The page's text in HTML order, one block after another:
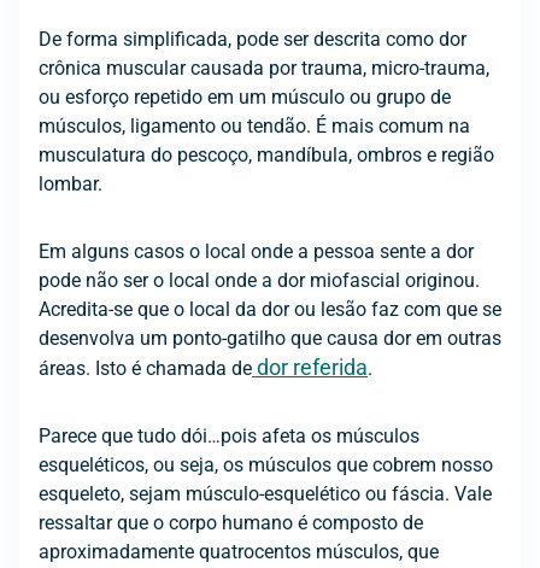
De forma simplificada, pode ser descrita como dor
crônica muscular causada por trauma, micro-trauma,
ou esforço repetido em um músculo ou grupo de
músculos, ligamento ou tendão. É mais comum na
musculatura do pescoço, mandíbula, ombros e região
lombar.
Em alguns casos o local onde a pessoa sente a dor
pode não ser o local onde a dor miofascial originou.
Acredita-se que o local da dor ou lesão faz com que se
desenvolva um ponto-gatilho que causa dor em outras
áreas. Isto é chamada de dor referida.
Parece que tudo dói…pois afeta os músculos
esqueléticos, ou seja, os músculos que cobrem nosso
esqueleto, sejam músculo-esquelético ou fáscia. Vale
ressaltar que o corpo humano é composto de
aproximadamente quatrocentos músculos, que